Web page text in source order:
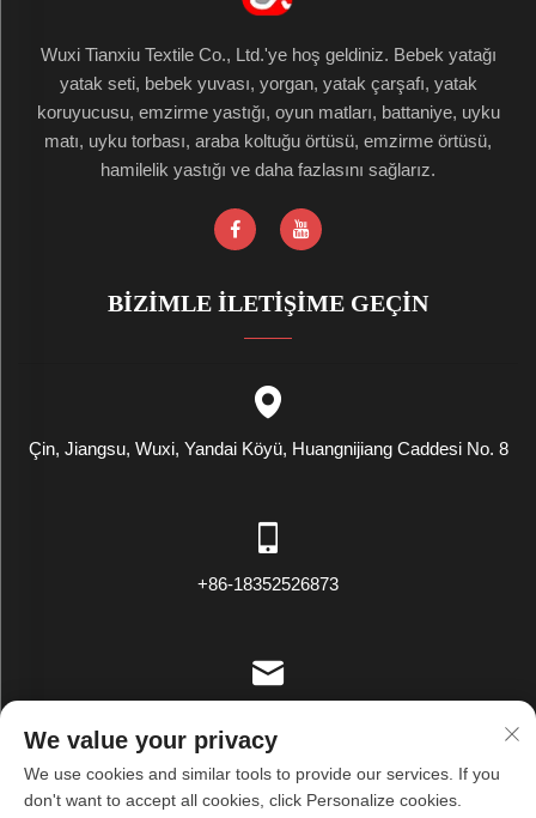
Wuxi Tianxiu Textile Co., Ltd.'ye hoş geldiniz. Bebek yatağı
yatak seti, bebek yuvası, yorgan, yatak çarşafı, yatak
koruyucusu, emzirme yastığı, oyun matları, battaniye, uyku
matı, uyku torbası, araba koltuğu örtüsü, emzirme örtüsü,
hamilelik yastığı ve daha fazlasını sağlarız.
BIZIMLE İLETIŞIME GEÇIN
Çin, Jiangsu, Wuxi, Yandai Köyü, Huangnijiang Caddesi No. 8
+86-18352526873
We value your privacy
We use cookies and similar tools to provide our services. If you
don't want to accept all cookies, click Personalize cookies.